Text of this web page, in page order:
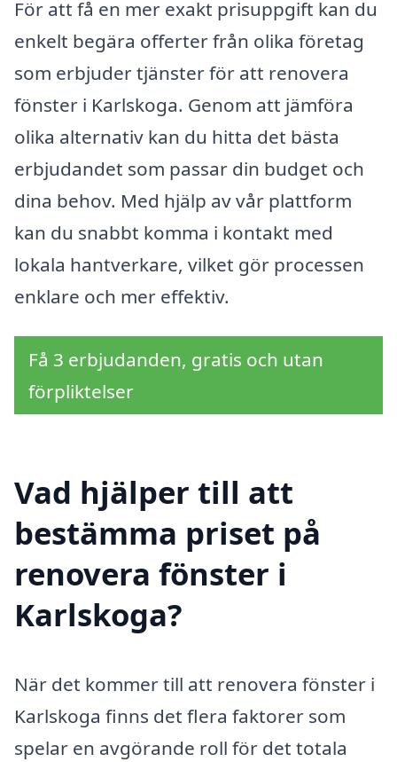
För att få en mer exakt prisuppgift kan du
enkelt begära offerter från olika företag
som erbjuder tjänster för att renovera
fönster i Karlskoga. Genom att jämföra
olika alternativ kan du hitta det bästa
erbjudandet som passar din budget och
dina behov. Med hjälp av vår plattform
kan du snabbt komma i kontakt med
lokala hantverkare, vilket gör processen
enklare och mer effektiv.
Få 3 erbjudanden, gratis och utan
förpliktelser
Vad hjälper till att
bestämma priset på
renovera fönster i
Karlskoga?
När det kommer till att renovera fönster i
Karlskoga finns det flera faktorer som
spelar en avgörande roll för det totala